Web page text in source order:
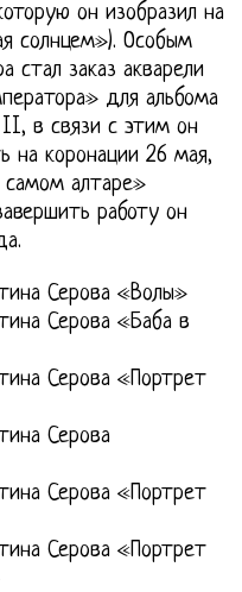
он изобразил на
солнцем»). Особым
стал заказ акварели
для альбома
II, в связи с этим он
на коронации 26 мая,
алтаре»
работу он
Серова «Волы»
Серова «Баба в
Серова «Портрет
Серова
Серова «Портрет
Серова «Портрет